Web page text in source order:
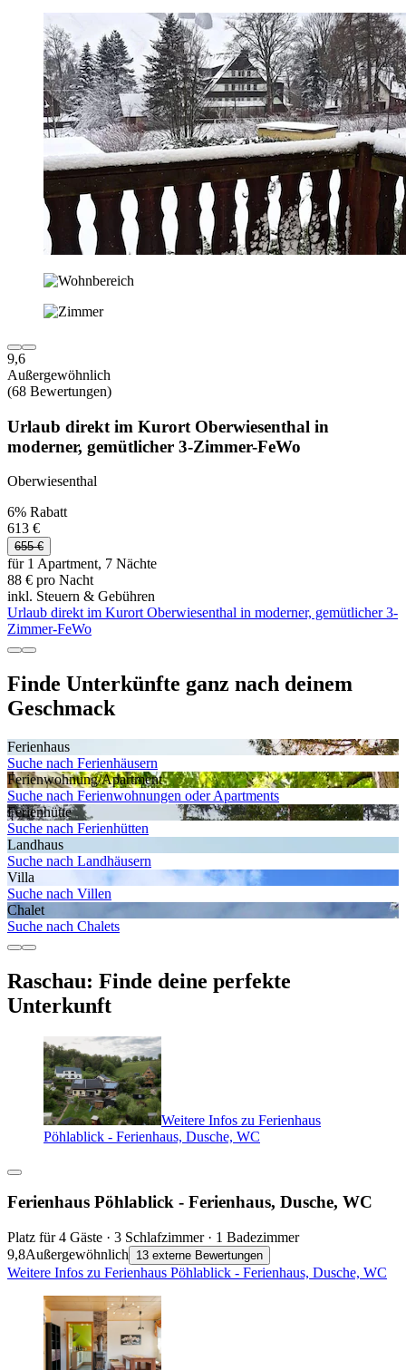
9,6
Außergewöhnlich
(68 Bewertungen)
Urlaub direkt im Kurort Oberwiesenthal in
moderner, gemütlicher 3-Zimmer-FeWo
Oberwiesenthal
6% Rabatt
613 €
655 €
für 1 Apartment, 7 Nächte
88 € pro Nacht
inkl. Steuern & Gebühren
Urlaub direkt im Kurort Oberwiesenthal in moderner, gemütlicher 3-
Zimmer-FeWo
Finde Unterkünfte ganz nach deinem
Geschmack
Ferienhaus
Suche nach Ferienhäusern
Ferienwohnung/Apartment
Suche nach Ferienwohnungen oder Apartments
Ferienhütte
Suche nach Ferienhütten
Landhaus
Suche nach Landhäusern
Villa
Suche nach Villen
Chalet
Suche nach Chalets
Raschau: Finde deine perfekte
Unterkunft
Weitere Infos zu Ferienhaus
Pöhlablick - Ferienhaus, Dusche, WC
Ferienhaus Pöhlablick - Ferienhaus, Dusche, WC
Platz für 4 Gäste · 3 Schlafzimmer · 1 Badezimmer
9,8Außergewöhnlich 13 externe Bewertungen
Weitere Infos zu Ferienhaus Pöhlablick - Ferienhaus, Dusche, WC